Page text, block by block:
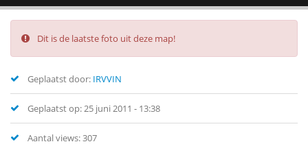
Dit is de laatste foto uit deze map!
Geplaatst door: IRVVIN
Geplaatst op: 25 juni 2011 - 13:38
Aantal views: 307